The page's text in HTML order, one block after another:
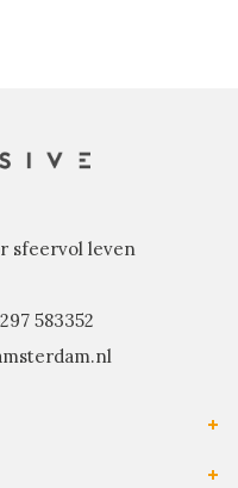
sfeervol leven
583352